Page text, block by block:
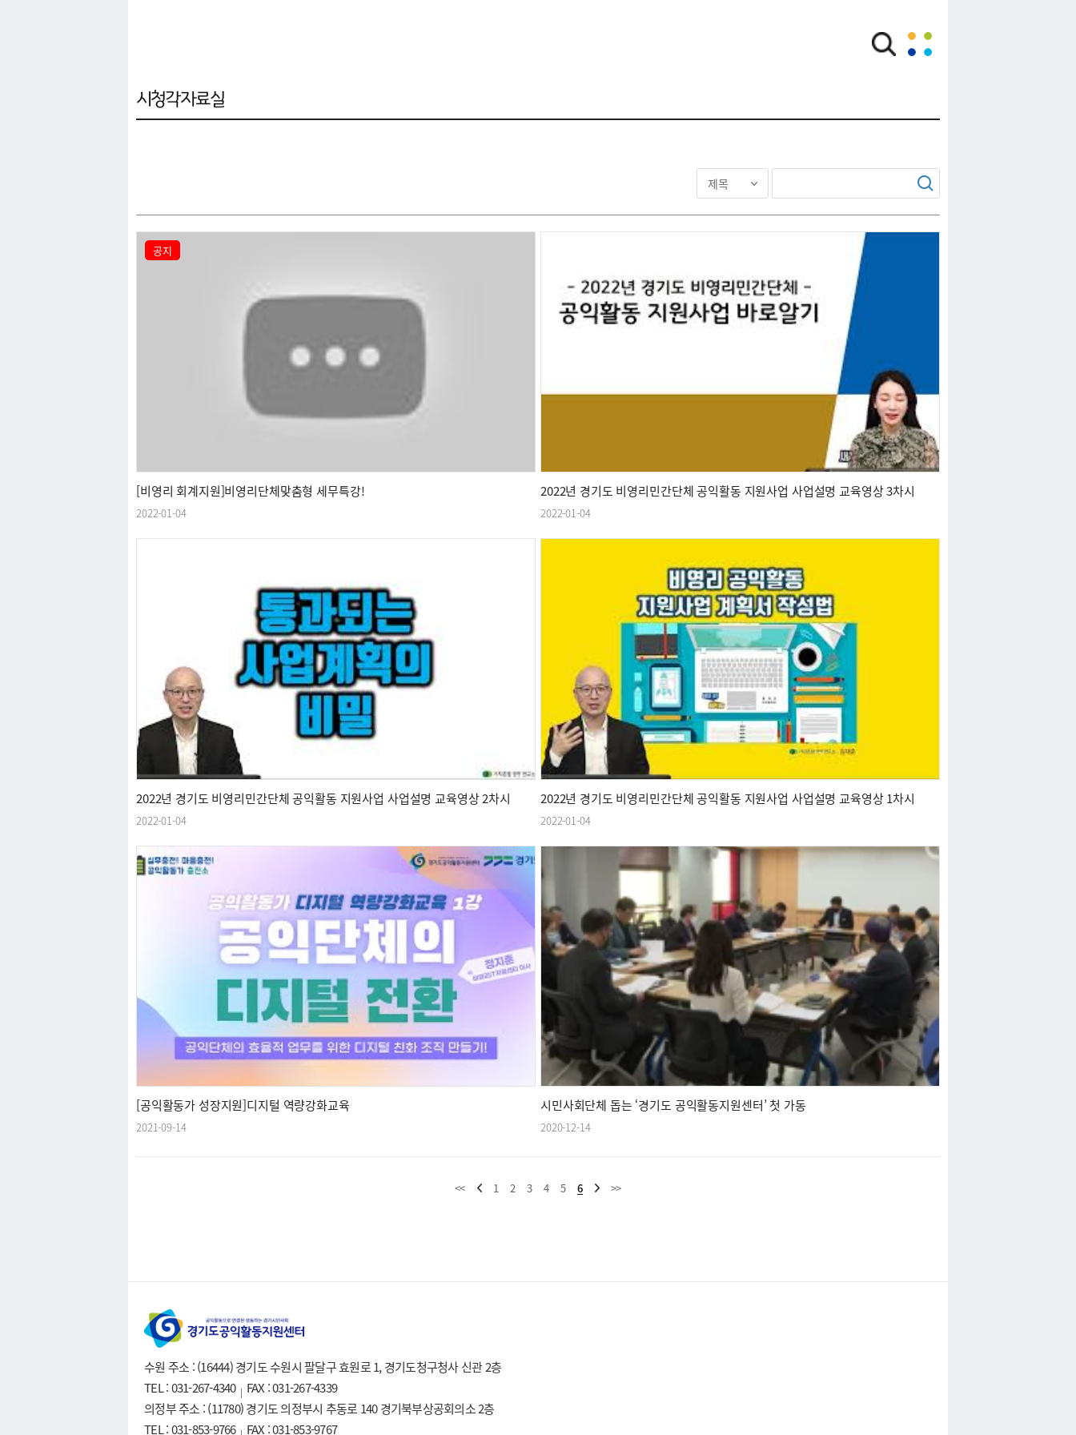
시청각자료실
공지
[비영리 회계지원]비영리단체맞춤형 세무특강!
2022-01-04
2022년 경기도 비영리민간단체 공익활동 지원사업 사업설명 교육영상 3차시
2022-01-04
2022년 경기도 비영리민간단체 공익활동 지원사업 사업설명 교육영상 2차시
2022-01-04
2022년 경기도 비영리민간단체 공익활동 지원사업 사업설명 교육영상 1차시
2022-01-04
[공익활동가 성장지원]디지털 역량강화교육
2021-09-14
시민사회단체 돕는 ‘경기도 공익활동지원센터’ 첫 가동
2020-12-14
<< 1 2 3 4 5 6 >>
수원 주소 : (16444) 경기도 수원시 팔달구 효원로 1, 경기도청구청사 신관 2층
TEL : 031-267-4340 | FAX : 031-267-4339
의정부 주소 : (11780) 경기도 의정부시 추동로 140 경기북부상공회의소 2층
TEL : 031-853-9766
FAX : 031-853-9767